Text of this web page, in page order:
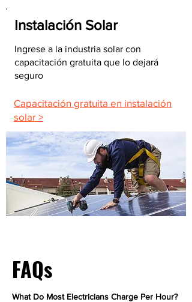
Instalación Solar
Ingrese a la industria solar con
capacitación gratuita que lo dejará
seguro
Capacitación gratuita en instalación
solar >
FAQs
What Do Most Electricians Charge Per Hour?